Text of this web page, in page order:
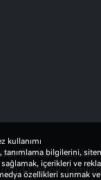
Berkan Yazıları
Özkök Yazıları
kullanımı
tanımlama bilgilerini,
içerikleri ve
özellikleri sunmak